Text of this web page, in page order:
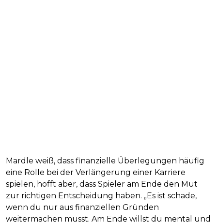
Mardle weiß, dass finanzielle Überlegungen häufig
eine Rolle bei der Verlängerung einer Karriere
spielen, hofft aber, dass Spieler am Ende den Mut
zur richtigen Entscheidung haben. „Es ist schade,
wenn du nur aus finanziellen Gründen
weitermachen musst. Am Ende willst du mental und